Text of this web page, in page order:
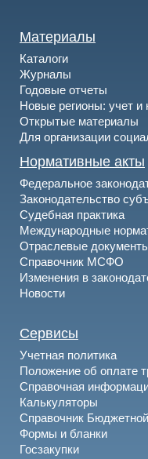
Материалы
Каталоги
Журналы
Годовые отчеты
Новые регионы: учет и
Открытые материалы
Для организации
Нормативные акты
Федеральное
Законодательство
Судебная практика
Международные
Отраслевые
Справочник МСФО
Изменения в
Новости
Сервисы
Учетная политика
Положение об оплате
Справочная
Калькуляторы
Справочник
Формы и бланки
Госзакупки